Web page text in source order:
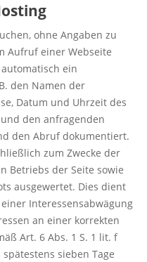
ohne Angaben zu
Aufruf einer Webseite
ein
den Namen der
Datum und Uhrzeit des
den anfragenden
den Abruf dokumentiert.
zum Zwecke der
Betriebs der Seite sowie
ausgewertet. Dies dient
Interessensabwägung
an einer korrekten
Art. 6 Abs. 1 S. 1 lit. f
sieben Tage